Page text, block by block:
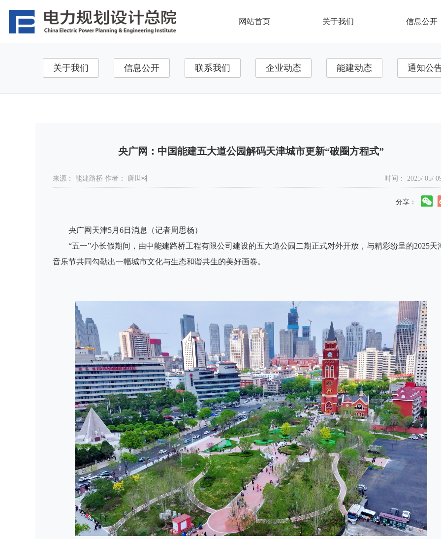
网站首页 关于我们
总院介绍
资质荣誉
信息公开
履行社会责任
满意度调查
关于我们 信息公开 联系我们 企业动态 能建动态 通知公
央广网：中国能建五大道公园解码天津城市更新“破圈方程式”
来源： 能建路桥 作者： 唐世科 时间： 2025/ 05/
分享：
央广网天津5月6日消息（记者周思杨）
“五一”小长假期间，由中能建路桥工程有限公司建设的五大道公园二期正式对外开放，与精彩纷呈的2025天
音乐节共同勾勒出一幅城市文化与生态和谐共生的美好画卷。